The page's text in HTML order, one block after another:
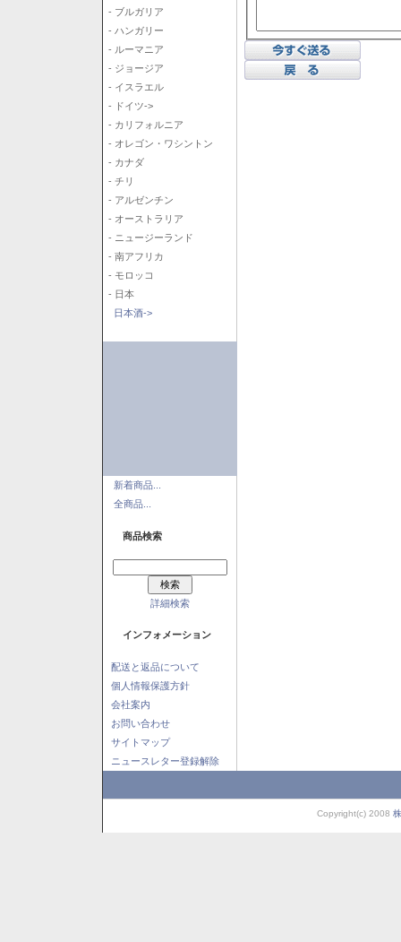
- ブルガリア
- ハンガリー
- ルーマニア
- ジョージア
- イスラエル
- ドイツ->
- カリフォルニア
- オレゴン・ワシントン
- カナダ
- チリ
- アルゼンチン
- オーストラリア
- ニュージーランド
- 南アフリカ
- モロッコ
- 日本
日本酒->
新着商品...
全商品...
商品検索
詳細検索
インフォメーション
配送と返品について
個人情報保護方針
会社案内
お問い合わせ
サイトマップ
ニュースレター登録解除
Copyright(c) 2008